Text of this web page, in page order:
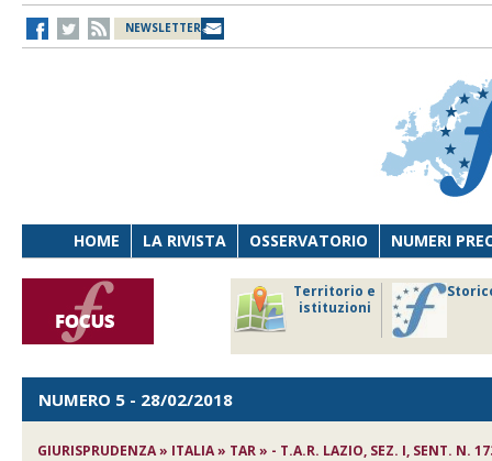
NEWSLETTER
HOME LA RIVISTA OSSERVATORIO NUMERI
Territorio e
istituzioni
NUMERO 5 - 28/02/2018
GIURISPRUDENZA » ITALIA » TAR » - T.A.R. LAZIO, SEZ. I, SENT. N.